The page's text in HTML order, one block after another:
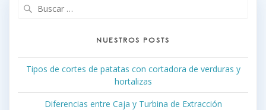
NUESTROS POSTS
Tipos de cortes de patatas con cortadora de verduras y
hortalizas
Diferencias entre Caja y Turbina de Extracción